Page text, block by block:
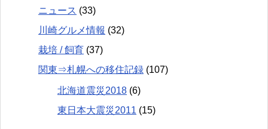
ニュース (33)
川崎グルメ情報 (32)
栽培 / 飼育 (37)
関東⇒札幌への移住記録 (107)
北海道震災2018 (6)
東日本大震災2011 (15)